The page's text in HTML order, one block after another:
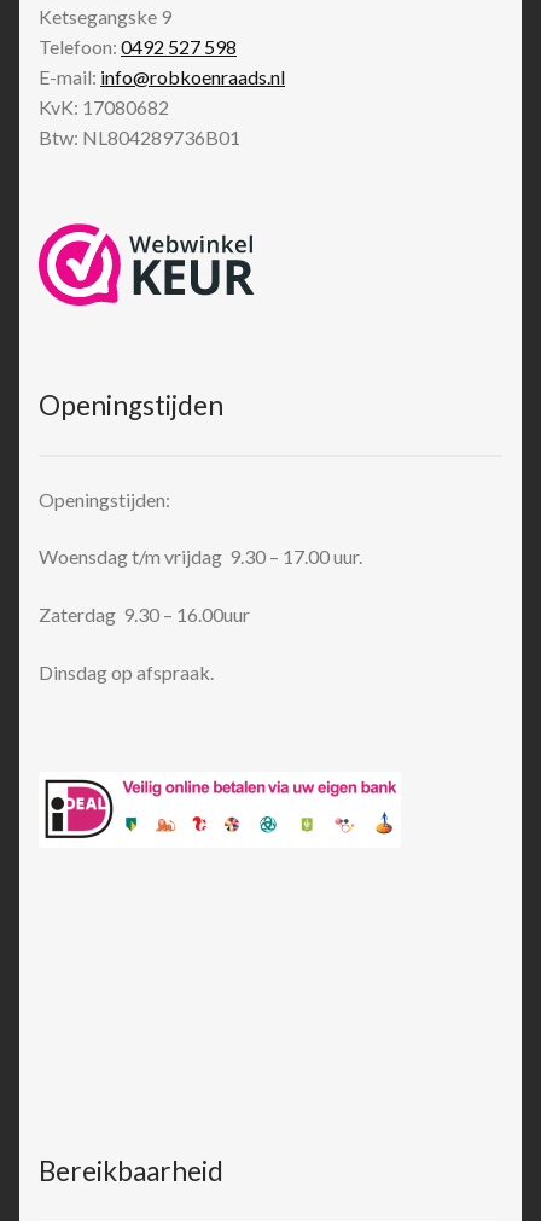
Ketsegangske 9
Telefoon: 0492 527 598
E-mail: info@robkoenraads.nl
KvK: 17080682
Btw: NL804289736B01
Openingstijden
Openingstijden:
Woensdag t/m vrijdag 9.30 – 17.00 uur.
Zaterdag 9.30 – 16.00uur
Dinsdag op afspraak.
Bereikbaarheid